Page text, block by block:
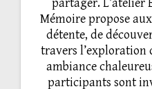
partager. L’atelier
Mémoire propose
détente, de
travers l’exploration
ambiance
participants sont